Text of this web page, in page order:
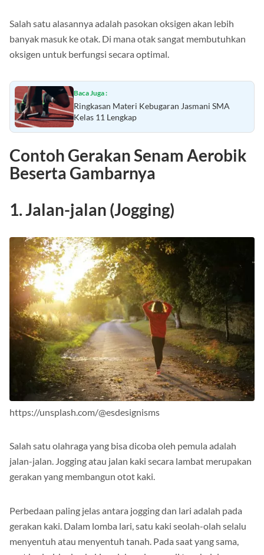
Salah satu alasannya adalah pasokan oksigen akan lebih
banyak masuk ke otak. Di mana otak sangat membutuhkan
oksigen untuk berfungsi secara optimal.
Baca Juga :
Ringkasan Materi Kebugaran Jasmani SMA
Kelas 11 Lengkap
Contoh Gerakan Senam Aerobik
Beserta Gambarnya
1. Jalan-jalan (Jogging)
https://unsplash.com/@esdesignisms
Salah satu olahraga yang bisa dicoba oleh pemula adalah
jalan-jalan. Jogging atau jalan kaki secara lambat merupakan
gerakan yang membangun otot kaki.
Perbedaan paling jelas antara jogging dan lari adalah pada
gerakan kaki. Dalam lomba lari, satu kaki seolah-olah selalu
menyentuh atau menyentuh tanah. Pada saat yang sama,